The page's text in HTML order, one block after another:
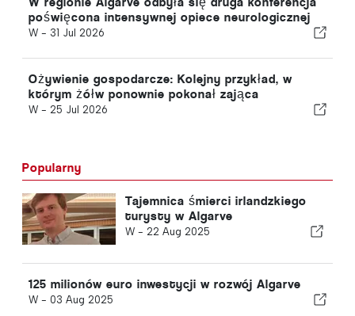
poświęcona intensywnej opiece neurologicznej
W - 31 Jul 2026
Ożywienie gospodarcze: Kolejny przykład, w
którym żółw ponownie pokonał zająca
W - 25 Jul 2026
Popularny
Tajemnica śmierci irlandzkiego
turysty w Algarve
W - 22 Aug 2025
125 milionów euro inwestycji w rozwój Algarve
W - 03 Aug 2025